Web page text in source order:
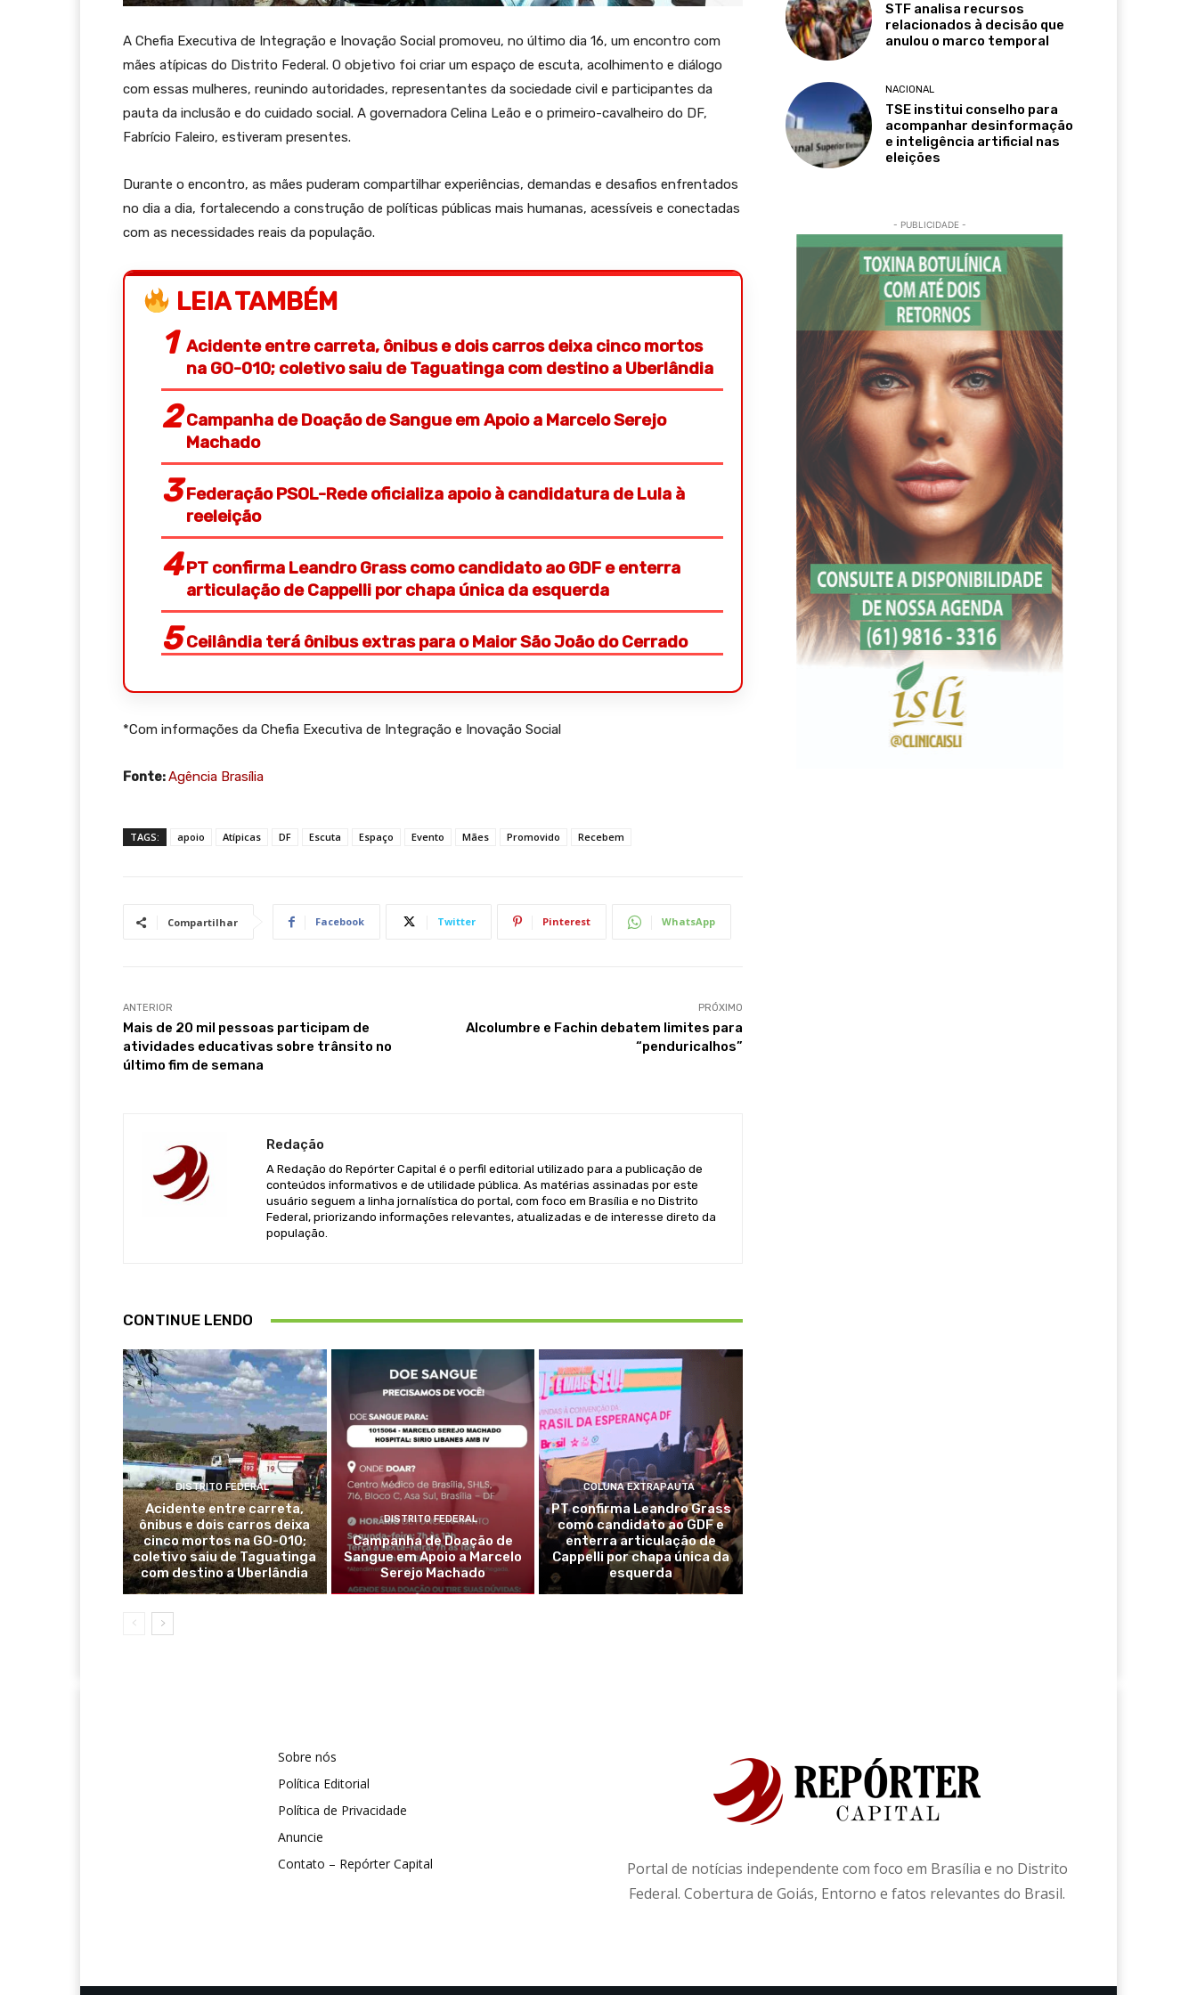
A Chefia Executiva de Integração e Inovação Social promoveu, no último dia 16, um encontro com
mães atípicas do Distrito Federal. O objetivo foi criar um espaço de escuta, acolhimento e diálogo
com essas mulheres, reunindo autoridades, representantes da sociedade civil e participantes da
pauta da inclusão e do cuidado social. A governadora Celina Leão e o primeiro-cavalheiro do DF,
Fabrício Faleiro, estiveram presentes.
Durante o encontro, as mães puderam compartilhar experiências, demandas e desafios enfrentados
no dia a dia, fortalecendo a construção de políticas públicas mais humanas, acessíveis e conectadas
com as necessidades reais da população.
LEIA TAMBÉM
Acidente entre carreta, ônibus e dois carros deixa cinco mortos
na GO-010; coletivo saiu de Taguatinga com destino a Uberlândia
Campanha de Doação de Sangue em Apoio a Marcelo Serejo
Machado
Federação PSOL-Rede oficializa apoio à candidatura de Lula à
reeleição
PT confirma Leandro Grass como candidato ao GDF e enterra
articulação de Cappelli por chapa única da esquerda
Ceilândia terá ônibus extras para o Maior São João do Cerrado
*Com informações da Chefia Executiva de Integração e Inovação Social
Fonte:Agência Brasília
TAGS: apoio Atípicas DF Escuta Espaço Evento Mães Promovido Recebem
Compartilhar Facebook Twitter Pinterest WhatsApp
ANTERIOR
Mais de 20 mil pessoas participam de
atividades educativas sobre trânsito no
último fim de semana
PRÓXIMO
Alcolumbre e Fachin debatem limites para
“penduricalhos”
Redação
A Redação do Repórter Capital é o perfil editorial utilizado para a publicação de
conteúdos informativos e de utilidade pública. As matérias assinadas por este
usuário seguem a linha jornalística do portal, com foco em Brasília e no Distrito
Federal, priorizando informações relevantes, atualizadas e de interesse direto da
população.
CONTINUE LENDO
DISTRITO FEDERAL
Acidente entre carreta,
ônibus e dois carros deixa
cinco mortos na GO-010;
coletivo saiu de Taguatinga
com destino a Uberlândia
DISTRITO FEDERAL
Campanha de Doação de
Sangue em Apoio a Marcelo
Serejo Machado
COLUNA EXTRAPAUTA
PT confirma Leandro Grass
como candidato ao GDF e
enterra articulação de
Cappelli por chapa única da
esquerda
STF analisa recursos
relacionados à decisão que
anulou o marco temporal
NACIONAL
TSE institui conselho para
acompanhar desinformação
e inteligência artificial nas
eleições
- PUBLICIDADE -
Sobre nós
Política Editorial
Política de Privacidade
Anuncie
Contato – Repórter Capital
Portal de notícias independente com foco em Brasília e no Distrito
Federal. Cobertura de Goiás, Entorno e fatos relevantes do Brasil.